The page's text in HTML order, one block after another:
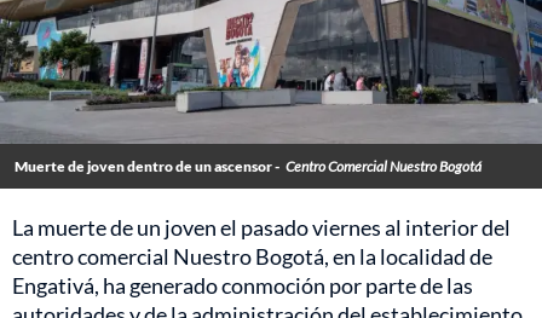
Muerte de joven dentro de un ascensor - Centro Comercial Nuestro Bogotá
La muerte de un joven el pasado viernes al interior del
centro comercial Nuestro Bogotá, en la localidad de
Engativá, ha generado conmoción por parte de las